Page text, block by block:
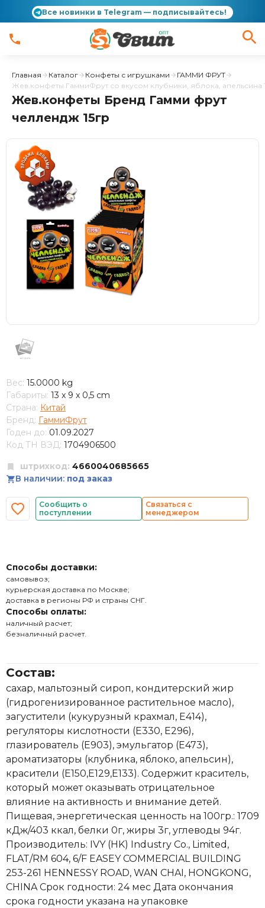
Все новинки в Telegram — подписывайтесь!
Главная Каталог Конфеты с игрушками
ГАММИ ФРУТ
Жев.конфеты ГаммиФрут со вкусом клубники, яблока, апельсина
Жев.конфеты Бренд Гамми фрут
челлендж 15гр
Вес: 15.0000 kg
Габариты: 13 x 9 x 0,5 cm
Страна: Китай
Бренд: ГаммиФрут
Годен до: 01.09.2027
Код ТН ВЭД: 1704906500
штрихкод: 4660040685665
В наличии: под заказ
Сообщить о
поступлении
Связаться с
менеджером
Способы доставки:
самовывоз;
курьерская доставка по Москве;
доставка в регионы РФ и страны СНГ.
Способы оплаты:
наличный расчет;
безналичный расчет.
Состав:
сахар, мальтозный сироп, кондитерский жир
(гидрогенизированное растительное масло),
загустители (кукурузный крахмал, Е414),
регуляторы кислотности (Е330, Е296),
глазирователь (Е903), эмульгатор (Е473),
ароматизаторы (клубника, яблоко, апельсин),
красители (E150,E129,E133). Содержит краситель,
который может оказывать отрицательное
влияние на активность и внимание детей.
Пищевая, энергетическая ценность на 100гр.: 1709
кДж/403 ккал, белки 0г, жиры 3г, углеводы 94г.
Производитель: IVY (HK) Industry Co., Limited,
FLAT/RM 604, 6/F EASEY COMMERCIAL BUILDING
253-261 HENNESSY ROAD, WAN CHAI, HONGKONG,
CHINA Срок годности: 24 мес Дата окончания
срока годности указана на упаковке